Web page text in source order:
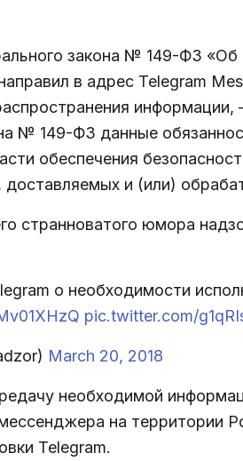
закона № 149-ФЗ
в адрес Telegram
№ 149-ФЗ данные
обеспечения
и (или)
странноватого юмора
о необходимости
pic.twitter.com/
March 20, 2018
необходимой
на территории
Telegram.